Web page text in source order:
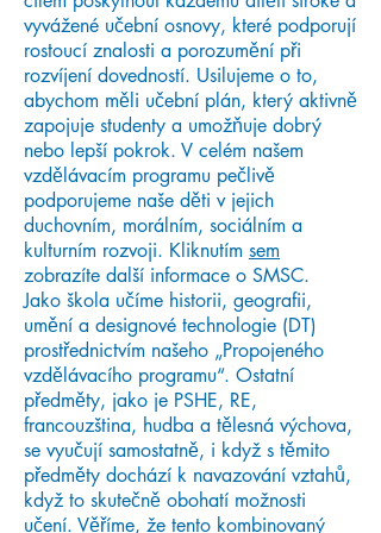
vyvážené učební osnovy, které podporují
rostoucí znalosti a porozumění při
rozvíjení dovedností. Usilujeme o to,
abychom měli učební plán, který aktivně
zapojuje studenty a umožňuje dobrý
nebo lepší pokrok. V celém našem
vzdělávacím programu pečlivě
podporujeme naše děti v jejich
duchovním, morálním, sociálním a
kulturním rozvoji. Kliknutím sem
zobrazíte další informace o SMSC.
Jako škola učíme historii, geografii,
umění a designové technologie (DT)
prostřednictvím našeho „Propojeného
vzdělávacího programu“. Ostatní
předměty, jako je PSHE, RE,
francouzština, hudba a tělesná výchova,
se vyučují samostatně, i když s těmito
předměty dochází k navazování vztahů,
když to skutečně obohatí možnosti
učení. Věříme, že tento kombinovaný